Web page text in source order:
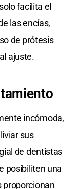
facilita el
las encías,
de prótesis
ajuste.
incómoda,
sus
de dentistas
posibiliten una
proporcionan